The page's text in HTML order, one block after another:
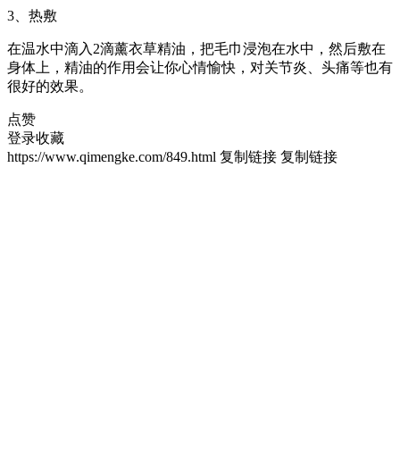
3、热敷
在温水中滴入2滴薰衣草精油，把毛巾浸泡在水中，然后敷在
身体上，精油的作用会让你心情愉快，对关节炎、头痛等也有
很好的效果。
点赞
登录收藏
https://www.qimengke.com/849.html 复制链接 复制链接